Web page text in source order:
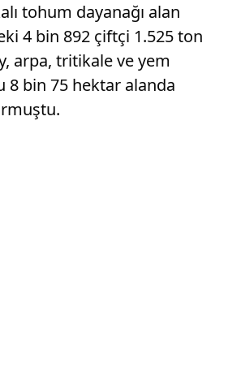
tohum dayanağı alan
4 bin 892 çiftçi 1.525 ton
arpa, tritikale ve yem
bin 75 hektar alanda